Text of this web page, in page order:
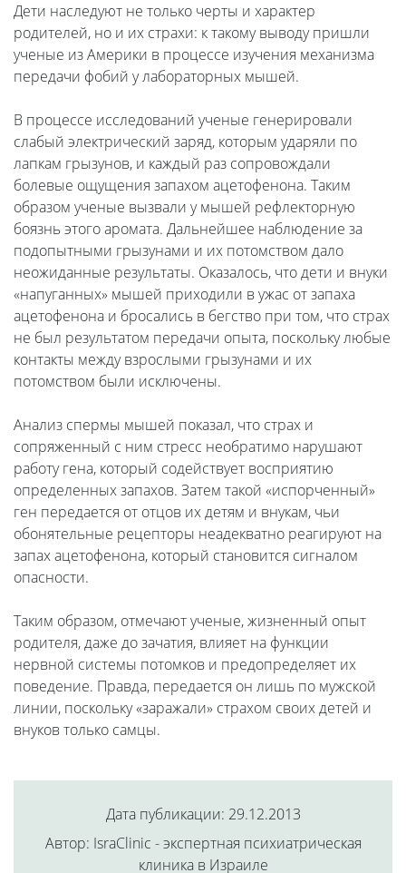
Дети наследуют не только черты и характер
родителей, но и их страхи: к такому выводу пришли
ученые из Америки в процессе изучения механизма
передачи фобий у лабораторных мышей.
В процессе исследований ученые генерировали
слабый электрический заряд, которым ударяли по
лапкам грызунов, и каждый раз сопровождали
болевые ощущения запахом ацетофенона. Таким
образом ученые вызвали у мышей рефлекторную
боязнь этого аромата. Дальнейшее наблюдение за
подопытными грызунами и их потомством дало
неожиданные результаты. Оказалось, что дети и внуки
«напуганных» мышей приходили в ужас от запаха
ацетофенона и бросались в бегство при том, что страх
не был результатом передачи опыта, поскольку любые
контакты между взрослыми грызунами и их
потомством были исключены.
Анализ спермы мышей показал, что страх и
сопряженный с ним стресс необратимо нарушают
работу гена, который содействует восприятию
определенных запахов. Затем такой «испорченный»
ген передается от отцов их детям и внукам, чьи
обонятельные рецепторы неадекватно реагируют на
запах ацетофенона, который становится сигналом
опасности.
Таким образом, отмечают ученые, жизненный опыт
родителя, даже до зачатия, влияет на функции
нервной системы потомков и предопределяет их
поведение. Правда, передается он лишь по мужской
линии, поскольку «заражали» страхом своих детей и
внуков только самцы.
Дата публикации: 29.12.2013
Автор: IsraClinic - экспертная психиатрическая
клиника в Израиле